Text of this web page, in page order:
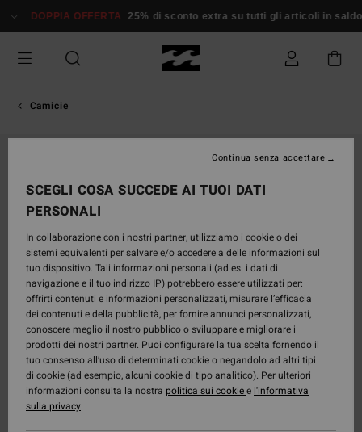
alle
prodotto
DOPPIA OFFERTA 25% di sconto extra su tutti gli articoli in saldo*
Camicie
SCEGLI COSA SUCCEDE AI TUOI DATI
PERSONALI
In collaborazione con i nostri partner, utilizziamo i cookie o dei
sistemi equivalenti per salvare e/o accedere a delle informazioni sul
tuo dispositivo. Tali informazioni personali (ad es. i dati di
navigazione e il tuo indirizzo IP) potrebbero essere utilizzati per:
offrirti contenuti e informazioni personalizzati, misurare l’efficacia
dei contenuti e della pubblicità, per fornire annunci personalizzati,
conoscere meglio il nostro pubblico o sviluppare e migliorare i
prodotti dei nostri partner. Puoi configurare la tua scelta fornendo il
tuo consenso all’uso di determinati cookie o negandolo ad altri tipi
di cookie (ad esempio, alcuni cookie di tipo analitico). Per ulteriori
informazioni consulta la nostra politica sui cookiee l'informativa
sulla privacy.
Continua senza accettare